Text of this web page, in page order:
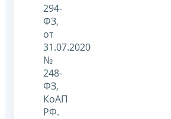
294-
ФЗ,
от
31.07.2020
№
248-
ФЗ,
КоАП
РФ.